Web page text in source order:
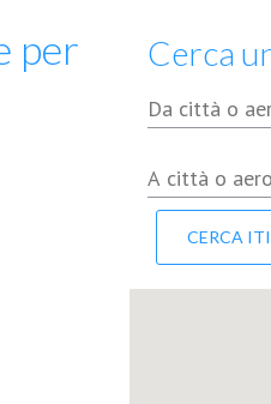
per
Cerca